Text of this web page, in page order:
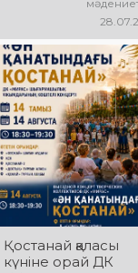
«Айналдым
Қостанай» атты
концерттік
бағдарламасы
Сіздерді сүйікті
әндер, әсерлі
орындау мен
көтеріңкі
көңіл күй күтеді!
Қостанай қаласы
күніне орай ДК